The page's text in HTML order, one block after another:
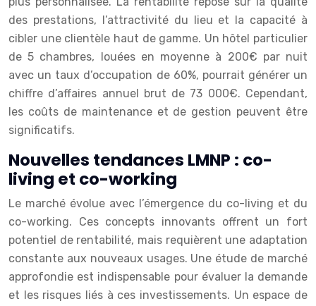
des prestations, l’attractivité du lieu et la capacité à
cibler une clientèle haut de gamme. Un hôtel particulier
de 5 chambres, louées en moyenne à 200€ par nuit
avec un taux d’occupation de 60%, pourrait générer un
chiffre d’affaires annuel brut de 73 000€. Cependant,
les coûts de maintenance et de gestion peuvent être
significatifs.
Nouvelles tendances LMNP : co-
living et co-working
Le marché évolue avec l’émergence du co-living et du
co-working. Ces concepts innovants offrent un fort
potentiel de rentabilité, mais requièrent une adaptation
constante aux nouveaux usages. Une étude de marché
approfondie est indispensable pour évaluer la demande
et les risques liés à ces investissements. Un espace de